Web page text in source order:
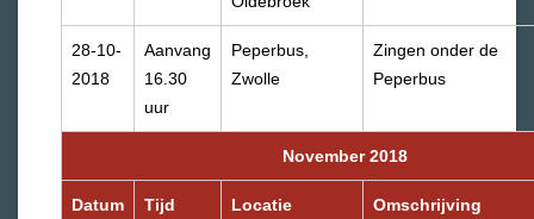
28-10-
2018
Aanvang
16.30
uur
Peperbus,
Zwolle
Zingen onder de
Peperbus
November 2018
Datum Tijd Locatie Omschrijving